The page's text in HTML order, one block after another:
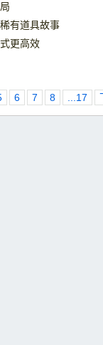
有道具故事
更高效
6 7 8 ...17